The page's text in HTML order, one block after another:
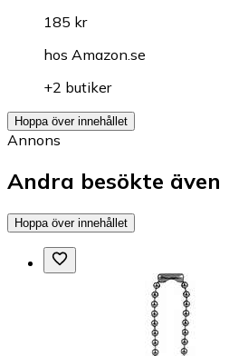
185 kr
hos Amazon.se
+2 butiker
Hoppa över innehållet
Annons
Andra besökte även
Hoppa över innehållet